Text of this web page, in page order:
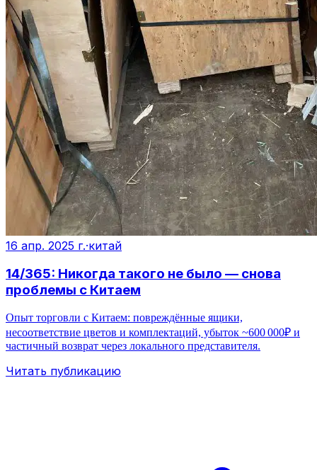
16 апр. 2025 г.·китай
14/365: Никогда такого не было — снова
проблемы с Китаем
Опыт торговли с Китаем: повреждённые ящики,
несоответствие цветов и комплектаций, убыток ~600 000₽ и
частичный возврат через локального представителя.
Читать публикацию